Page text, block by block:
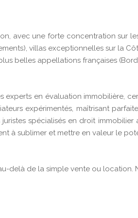
avec une forte concentration sur
villas exceptionnelles sur la
belles appellations françaises
experts en évaluation immobilière,
expérimentés, maîtrisant
spécialisés en droit
à sublimer et mettre en valeur le
delà de la simple vente ou location.